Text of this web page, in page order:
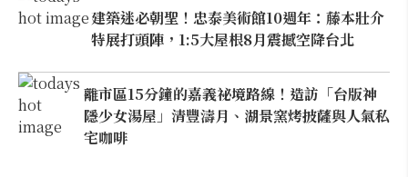
建築迷必朝聖！忠泰美術館10週年：藤本壯介
特展打頭陣，1:5大屋根8月震撼空降台北
離市區15分鐘的嘉義祕境路線！造訪「台版神
隱少女湯屋」清豐濤月、湖景窯烤披薩與人氣私
宅咖啡